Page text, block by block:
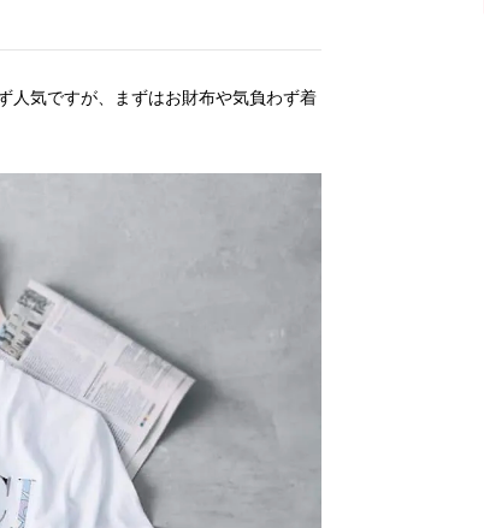
人気ですが、まずはお財布や気負わず着